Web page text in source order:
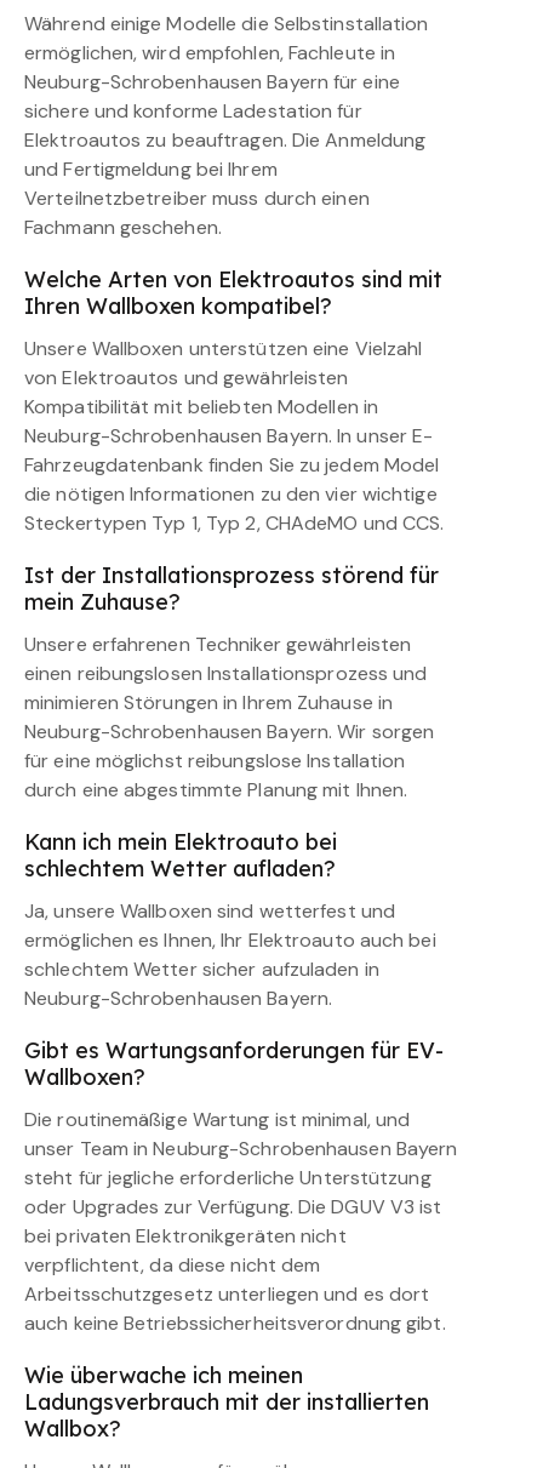
Während einige Modelle die Selbstinstallation
ermöglichen, wird empfohlen, Fachleute in
Neuburg-Schrobenhausen Bayern für eine
sichere und konforme Ladestation für
Elektroautos zu beauftragen. Die Anmeldung
und Fertigmeldung bei Ihrem
Verteilnetzbetreiber muss durch einen
Fachmann geschehen.
Welche Arten von Elektroautos sind mit
Ihren Wallboxen kompatibel?
Unsere Wallboxen unterstützen eine Vielzahl
von Elektroautos und gewährleisten
Kompatibilität mit beliebten Modellen in
Neuburg-Schrobenhausen Bayern. In unser E-
Fahrzeugdatenbank finden Sie zu jedem Model
die nötigen Informationen zu den vier wichtige
Steckertypen Typ 1, Typ 2, CHAdeMO und CCS.
Ist der Installationsprozess störend für
mein Zuhause?
Unsere erfahrenen Techniker gewährleisten
einen reibungslosen Installationsprozess und
minimieren Störungen in Ihrem Zuhause in
Neuburg-Schrobenhausen Bayern. Wir sorgen
für eine möglichst reibungslose Installation
durch eine abgestimmte Planung mit Ihnen.
Kann ich mein Elektroauto bei
schlechtem Wetter aufladen?
Ja, unsere Wallboxen sind wetterfest und
ermöglichen es Ihnen, Ihr Elektroauto auch bei
schlechtem Wetter sicher aufzuladen in
Neuburg-Schrobenhausen Bayern.
Gibt es Wartungsanforderungen für EV-
Wallboxen?
Die routinemäßige Wartung ist minimal, und
unser Team in Neuburg-Schrobenhausen Bayern
steht für jegliche erforderliche Unterstützung
oder Upgrades zur Verfügung. Die DGUV V3 ist
bei privaten Elektronikgeräten nicht
verpflichtent, da diese nicht dem
Arbeitsschutzgesetz unterliegen und es dort
auch keine Betriebssicherheitsverordnung gibt.
Wie überwache ich meinen
Ladungsverbrauch mit der installierten
Wallbox?